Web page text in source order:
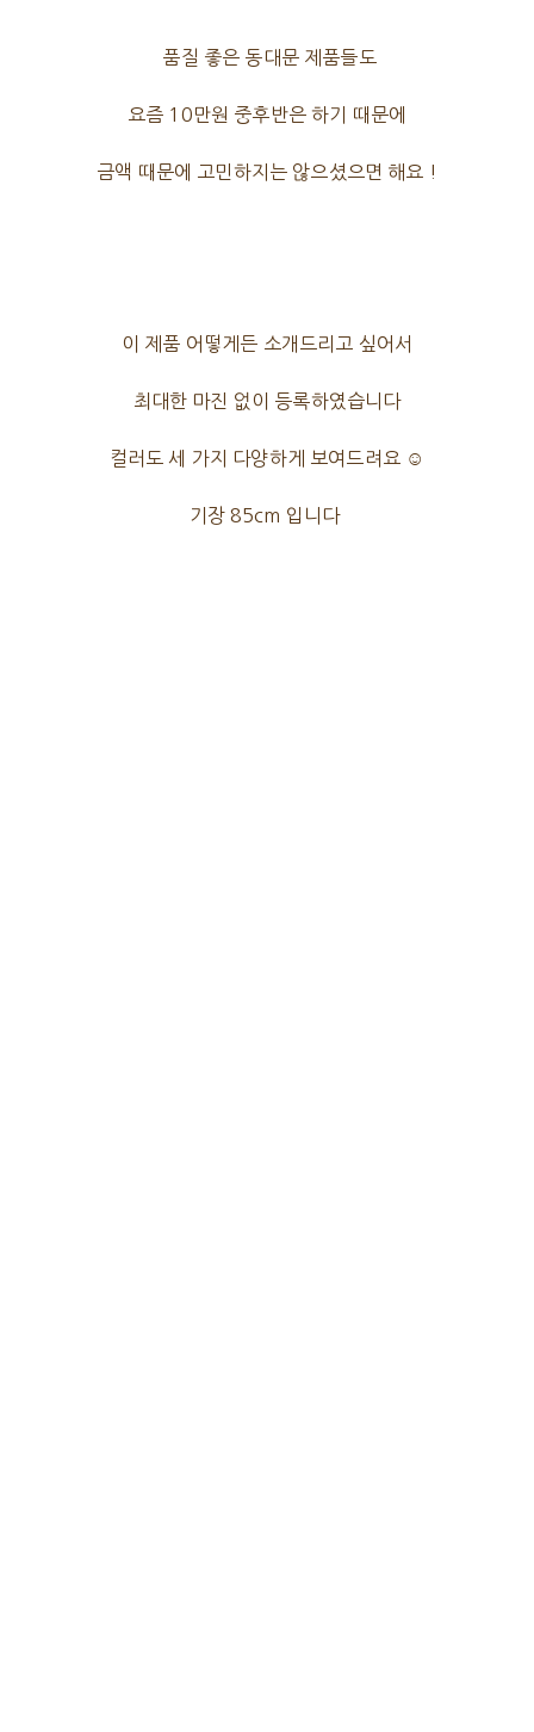
품질 좋은 동대문 제품들도
요즘 10만원 중후반은 하기 때문에
금액 때문에 고민하지는 않으셨으면 해요 !
이 제품 어떻게든 소개드리고 싶어서
최대한 마진 없이 등록하였습니다
컬러도 세 가지 다양하게 보여드려요 ☺
기장 85cm 입니다